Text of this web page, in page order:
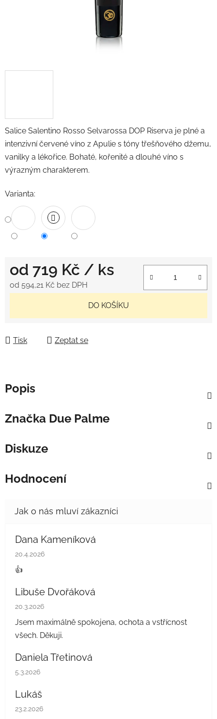
Salice Salentino Rosso Selvarossa DOP Riserva je plné a
intenzivní červené víno z Apulie s tóny třešňového džemu,
vanilky a lékořice. Bohaté, kořenité a dlouhé víno s
výrazným charakterem.
Varianta:
od 719 Kč / ks
od 594,21 Kč bez DPH
DO KOŠÍKU
Tisk Zeptat se
Popis
Značka Due Palme
Diskuze
Hodnocení
Dana Kameníková
Hodnocení obchodu je 5 z 5 hvězdiček.
20.4.2026
👍
Libuše Dvořáková
Hodnocení obchodu je 5 z 5 hvězdiček.
20.3.2026
Jsem maximálně spokojena, ochota a vstřícnost
všech. Děkuji.
Daniela Třetinová
Hodnocení obchodu je 5 z 5 hvězdiček.
5.3.2026
Lukáš
Hodnocení obchodu je 5 z 5 hvězdiček.
23.2.2026